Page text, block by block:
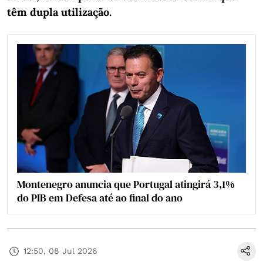
têm dupla utilização.
Montenegro anuncia que Portugal atingirá 3,1%
do PIB em Defesa até ao final do ano
12:50, 08 Jul 2026